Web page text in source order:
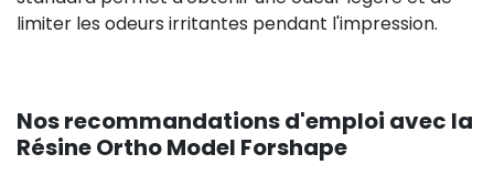
limiter les odeurs irritantes pendant l'impression.
Nos recommandations d'emploi avec la
Résine Ortho Model Forshape